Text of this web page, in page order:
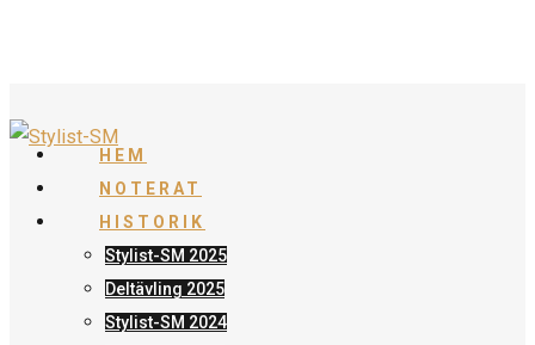
HEM
NOTERAT
HISTORIK
Stylist-SM 2025
Deltävling 2025
Stylist-SM 2024